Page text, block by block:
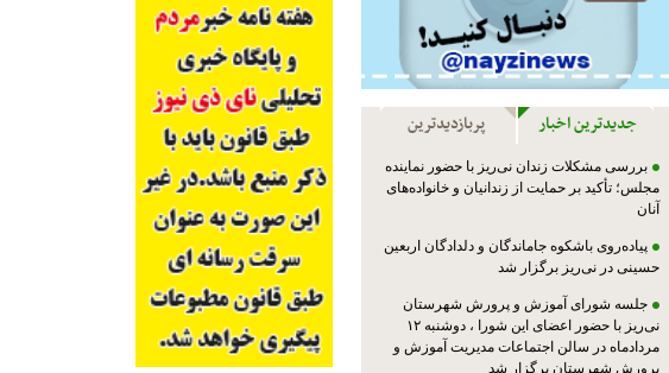
جدیدترین اخبار پربازدیدترین
بررسی مشکلات زندان نی‌ریز با حضور نماینده
مجلس؛ تأکید بر حمایت از زندانیان و خانواده‌های
آنان
پیاده‌روی باشکوه جاماندگان و دلدادگان اربعین
حسینی در نی‌ریز برگزار شد
جلسه شورای آموزش و پرورش شهرستان
نی‌ریز با حضور اعضای این شورا ، دوشنبه ۱۲
مردادماه در سالن اجتماعات مدیریت آموزش و
پرورش شهرستان برگزار شد